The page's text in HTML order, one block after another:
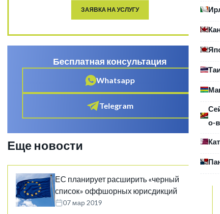
о-
ЗАЯВКА НА УСЛУГУ
Бесплатная консультация
Whatsapp
Telegram
Еще новости
ЕС планирует расширить «черный
список» оффшорных юрисдикций
07 мар 2019